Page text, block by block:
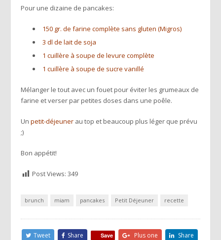
Pour une dizaine de pancakes:
150 gr. de farine complète sans gluten (Migros)
3 dl de lait de soja
1 cuillère à soupe de levure complète
1 cuillère à soupe de sucre vanillé
Mélanger le tout avec un fouet pour éviter les grumeaux de
farine et verser par petites doses dans une poêle.
Unpetit-déjeuner au top et beaucoup plus léger que prévu
;)
Bon appétit!
Post Views: 349
brunch miam pancakes Petit Déjeuner recette
Tweet Share Save Plus one Share